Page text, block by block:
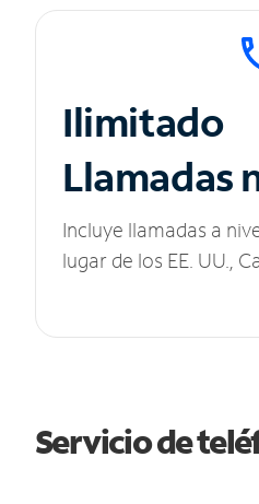
Ilimitado
Llamadas
Incluye llamadas a
lugar de los EE. UU.,
Servicio de